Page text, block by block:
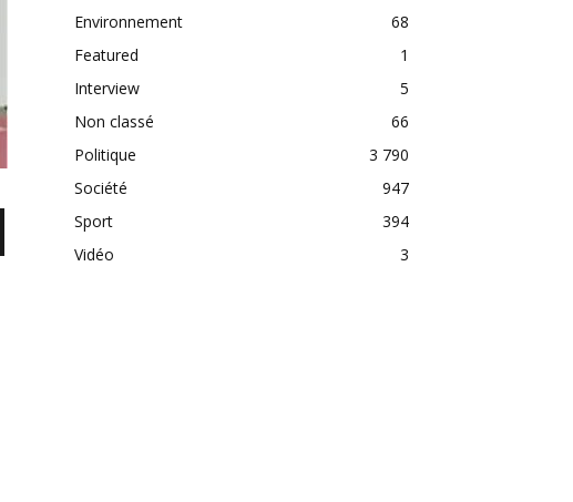
Environnement
68
Featured
1
Interview
5
Non classé
66
Politique
3 790
Société
947
Sport
394
Vidéo
3